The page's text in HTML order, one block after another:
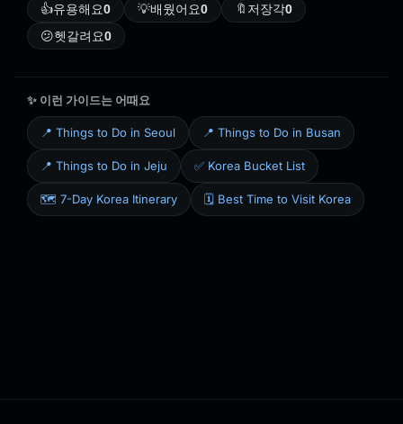
👍유용해요0 💡배웠어요0 🔖 저장각0
😕헷갈려요0
✨ 이런 가이드는 어때요
📍 Things to Do in Seoul 📍 Things to Do in Busan
📍 Things to Do in Jeju ✅ Korea Bucket List
🗺️ 7-Day Korea Itinerary 🗓️ Best Time to Visit Korea